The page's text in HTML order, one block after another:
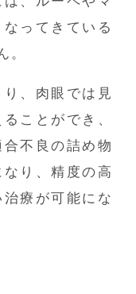
ってきている
。
、肉眼では見
ことができ、
不良の詰め物
り、精度の高
療が可能にな